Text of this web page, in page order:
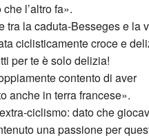
l’altro fa».
tra la caduta-Besseges e la
ciclisticamente croce e
per te è solo delizia!
contento di aver
anche in terra francese».
ciclismo: dato che
una passione per